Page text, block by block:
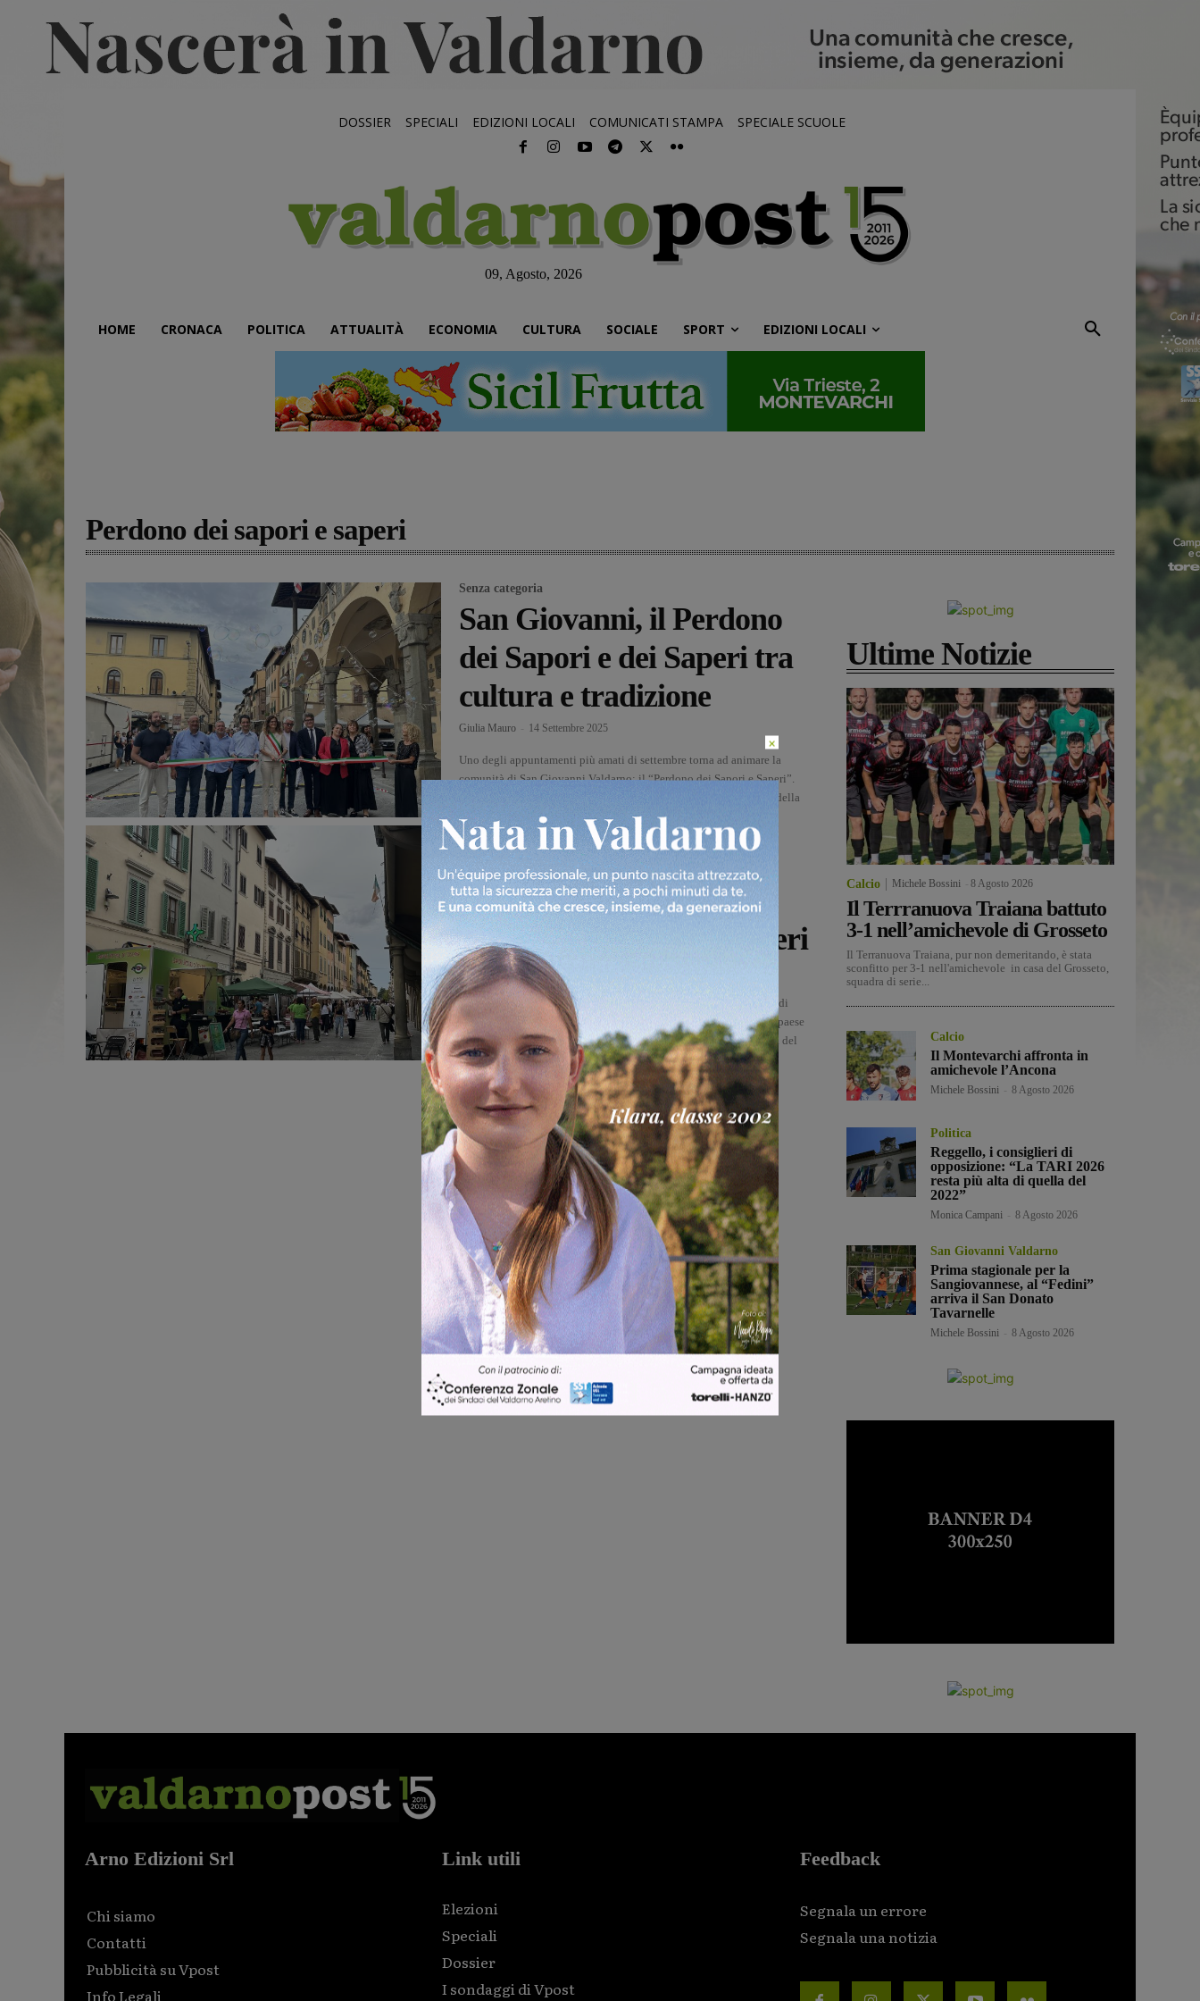
DOSSIER SPECIALI EDIZIONI LOCALI COMUNICATI STAMPA SPECIALE SCUOLE
09, Agosto, 2026
HOME CRONACA POLITICA ATTUALITÀ ECONOMIA CULTURA SOCIALE SPORT EDIZIONI LOCALI
Perdono dei sapori e saperi
Senza categoria
San Giovanni, il Perdono
dei Sapori e dei Saperi tra
cultura e tradizione
Giulia Mauro 14 Settembre 2025
Uno degli appuntamenti più amati di settembre torna ad animare la
comunità di San Giovanni Valdarno: il “Perdono dei Sapori e Saperi”.
L’evento che unisce gusto, intrattenimento e cultura in occasione della
tradizionale Festa del Perdono. Per tutto il...
San Giovanni Valdarno
San Giovanni Valdarno:
giorni di festa con il
Perdono dei sapori e saperi
Giulia Mauro - 13 Settembre 2025
Torna a San Giovanni Valdarno uno degli appuntamenti più attesi di
Settembre: il “Perdono dei sapori e saperi”. Per tutto il weekend il paese
ospiterà eventi, spettacoli e degustazioni che arricchiranno la festa del
Perdono. L’iniziativa si svolgerà lungo il...
Ultime Notizie
Calcio Michele Bossini 8 Agosto 2026
Il Terrranuova Traiana battuto
3-1 nell’amichevole di Grosseto
Il Terranuova Traiana, pur non demeritando, è stata
sconfitto per 3-1 nell'amichevole in casa del Grosseto,
squadra di serie...
Calcio
Il Montevarchi affronta in
amichevole l’Ancona
Michele Bossini 8 Agosto 2026
Politica
Reggello, i consiglieri di
opposizione: “La TARI 2026
resta più alta di quella del
2022”
Monica Campani 8 Agosto 2026
San Giovanni Valdarno
Prima stagionale per la
Sangiovannese, al “Fedini”
arriva il San Donato
Tavarnelle
Michele Bossini 8 Agosto 2026
Arno Edizioni Srl
Chi siamo
Contatti
Pubblicità su Vpost
Info Legali
Link utili
Elezioni
Speciali
Dossier
I sondaggi di Vpost
Feedback
Segnala un errore
Segnala una notizia
×